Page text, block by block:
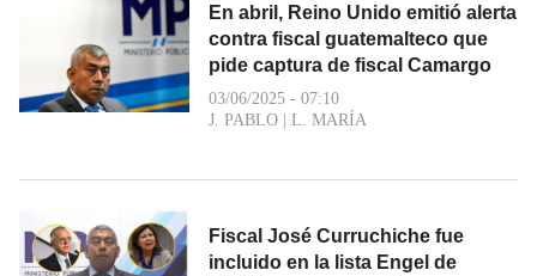
En abril, Reino Unido emitió alerta
contra fiscal guatemalteco que
pide captura de fiscal Camargo
03/06/2025 - 07:10
J. PABLO | L. MARÍA
Fiscal José Curruchiche fue
incluido en la lista Engel de